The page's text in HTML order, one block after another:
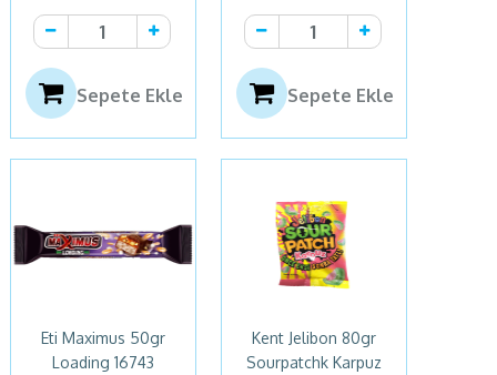
Sepete Ekle Sepete Ekle
Eti Maximus 50gr
Loading 16743
Kent Jelibon 80gr
Sourpatchk Karpuz